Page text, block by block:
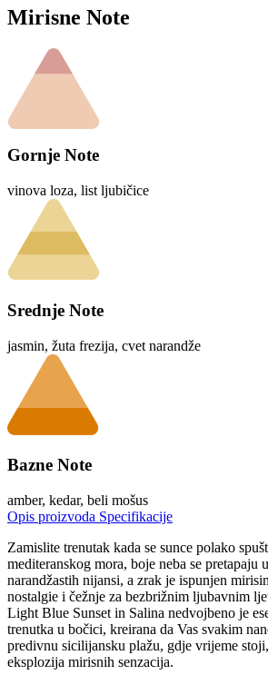
Mirisne Note
Gornje Note
vinova loza, list ljubičice
Srednje Note
jasmin, žuta frezija, cvet narandže
Bazne Note
amber, kedar, beli mošus
Opis proizvoda Specifikacije
Zamislite trenutak kada se sunce polako
mediteranskog mora, boje neba se pretapaju
narandžastih nijansi, a zrak je ispunjen
nostalgie i čežnje za bezbrižnim ljubavnim
Light Blue Sunset in Salina nedvojbeno je
trenutka u bočici, kreirana da Vas svakim
predivnu sicilijansku plažu, gdje vrijeme
eksplozija mirisnih senzacija.